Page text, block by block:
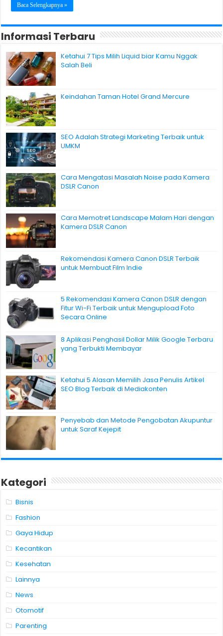
Baca Selengkapnya »
Informasi Terbaru
Ketahui 7 Tips Milih Liquid biar Kamu Nggak
Salah Beli
Keindahan Taman Hotel Grand Mercure
SEO Adalah Strategi Marketing Terbaik untuk
UMKM
Cara Mengatasi Masalah Noise pada Kamera
DSLR Canon
Cara Memotret Landscape Malam Hari dengan
Kamera DSLR Canon
Rekomendasi Kamera Canon DSLR Terbaik
untuk Membuat Film Indie
5 Rekomendasi Kamera Canon DSLR dengan
Fitur Wi-Fi Terbaik untuk Mengupload Foto
Secara Online
8 Aplikasi Penghasil Dollar Milik Google Terbaru
yang Terbukti Membayar
Ketahui 5 Alasan Memilih Jasa Penulis Artikel
SEO Blog Terbaik di Mediakonten
Penyebab dan Metode Pengobatan Akupuntur
untuk Saraf Kejepit
Kategori
Bisnis
Fashion
Gaya Hidup
Kecantikan
Kesehatan
Lainnya
News
Otomotif
Parenting